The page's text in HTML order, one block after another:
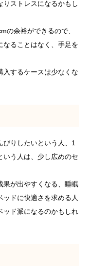
ストレスになるかもし
の余裕ができるので、
なることはなく、手足を
入するケースは少なくな
りしたいという人、1
いう人は、少し広めのセ
果が出やすくなる、睡眠
ドに快適さを求める人
ッド派になるのかもしれ